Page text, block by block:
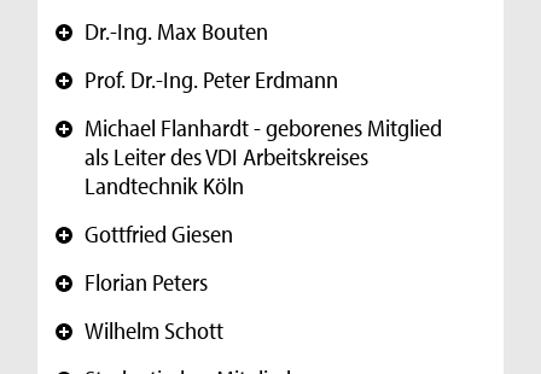
+ Dr.-Ing. Max Bouten
+ Prof. Dr.-Ing. Peter Erdmann
+ Michael Flanhardt - geborenes Mitglied
als Leiter des VDI Arbeitskreises
Landtechnik Köln
+ Gottfried Giesen
+ Florian Peters
+ Wilhelm Schott